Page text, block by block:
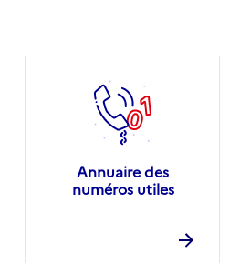
Annuaire des
numéros utiles